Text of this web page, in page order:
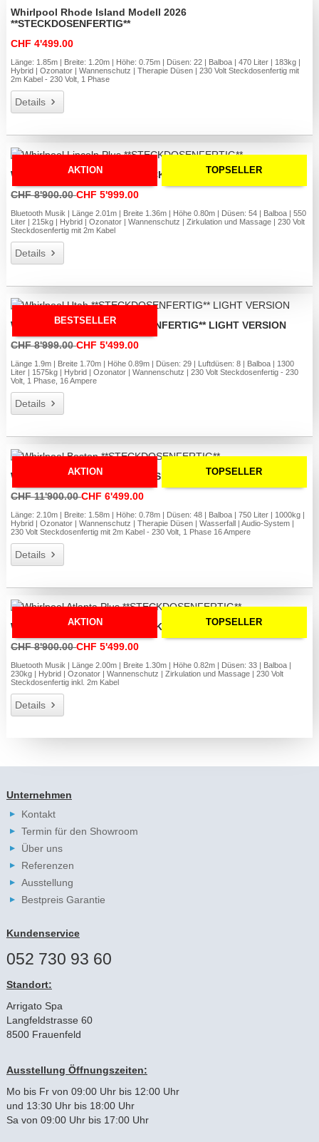
Whirlpool Rhode Island Modell 2026
**STECKDOSENFERTIG**
CHF 4'499.00
Länge: 1.85m | Breite: 1.20m | Höhe: 0.75m | Düsen: 22 | Balboa | 470 Liter | 183kg |
Hybrid | Ozonator | Wannenschutz | Therapie Düsen | 230 Volt Steckdosenfertig mit
2m Kabel - 230 Volt, 1 Phase
Details
AKTION TOPSELLER
Whirlpool Lincoln Plus **STECKDOSENFERTIG**
CHF 8'900.00CHF 5'999.00
Bluetooth Musik | Länge 2.01m | Breite 1.36m | Höhe 0.80m | Düsen: 54 | Balboa | 550
Liter | 215kg | Hybrid | Ozonator | Wannenschutz | Zirkulation und Massage | 230 Volt
Steckdosenfertig mit 2m Kabel
Details
BESTSELLER
Whirlpool Utah **STECKDOSENFERTIG** LIGHT VERSION
CHF 8'999.00CHF 5'499.00
Länge 1.9m | Breite 1.70m | Höhe 0.89m | Düsen: 29 | Luftdüsen: 8 | Balboa | 1300
Liter | 1575kg | Hybrid | Ozonator | Wannenschutz | 230 Volt Steckdosenfertig - 230
Volt, 1 Phase, 16 Ampere
Details
AKTION TOPSELLER
Whirlpool Boston **STECKDOSENFERTIG**
CHF 11'900.00CHF 6'499.00
Länge: 2.10m | Breite: 1.58m | Höhe: 0.78m | Düsen: 48 | Balboa | 750 Liter | 1000kg |
Hybrid | Ozonator | Wannenschutz | Therapie Düsen | Wasserfall | Audio-System |
230 Volt Steckdosenfertig mit 2m Kabel - 230 Volt, 1 Phase 16 Ampere
Details
AKTION TOPSELLER
Whirlpool Atlanta Plus **STECKDOSENFERTIG**
CHF 8'900.00CHF 5'499.00
Bluetooth Musik | Länge 2.00m | Breite 1.30m | Höhe 0.82m | Düsen: 33 | Balboa |
230kg | Hybrid | Ozonator | Wannenschutz | Zirkulation und Massage | 230 Volt
Steckdosenfertig inkl. 2m Kabel
Details
Unternehmen
Kontakt
Termin für den Showroom
Über uns
Referenzen
Ausstellung
Bestpreis Garantie
Kundenservice
052 730 93 60
Standort:
Arrigato Spa
Langfeldstrasse 60
8500 Frauenfeld
Ausstellung Öffnungszeiten:
Mo bis Fr von 09:00 Uhr bis 12:00 Uhr
und 13:30 Uhr bis 18:00 Uhr
Sa von 09:00 Uhr bis 17:00 Uhr